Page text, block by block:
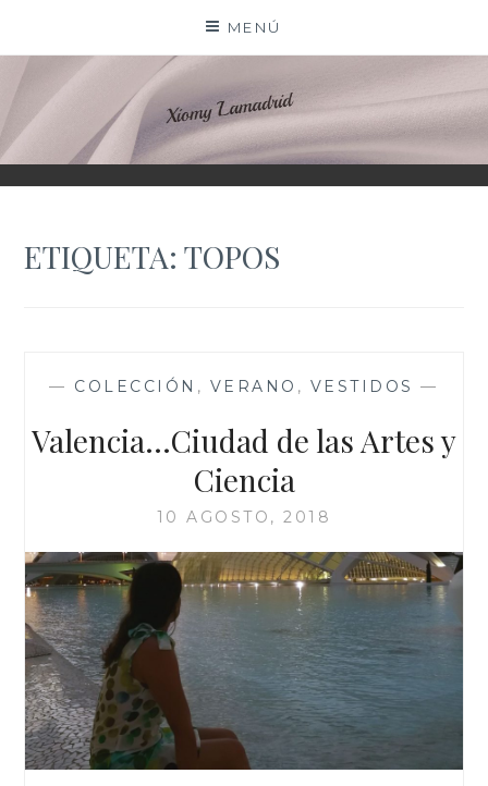
contenido
MENÚ
XIOMY LAMADRID
ETIQUETA:TOPOS
— COLECCIÓN , VERANO , VESTIDOS —
Valencia…Ciudad de las Artes y
Ciencia
10 AGOSTO, 2018